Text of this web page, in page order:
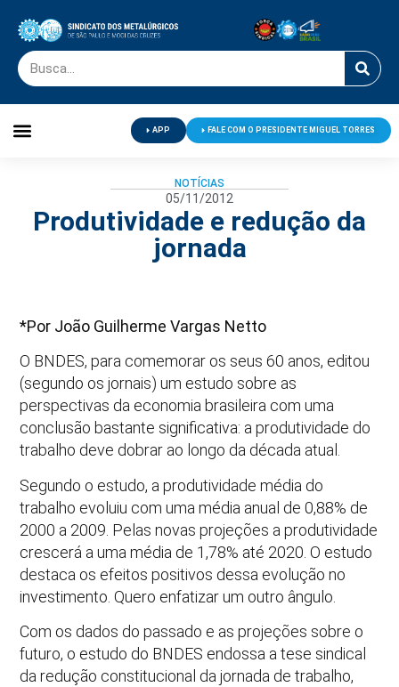
APP FALE COM O PRESIDENTE MIGUEL TORRES
NOTÍCIAS
05/11/2012
Produtividade e redução da
jornada
*Por João Guilherme Vargas Netto
O BNDES, para comemorar os seus 60 anos, editou
(segundo os jornais) um estudo sobre as
perspectivas da economia brasileira com uma
conclusão bastante significativa: a produtividade do
trabalho deve dobrar ao longo da década atual.
Segundo o estudo, a produtividade média do
trabalho evoluiu com uma média anual de 0,88% de
2000 a 2009. Pelas novas projeções a produtividade
crescerá a uma média de 1,78% até 2020. O estudo
destaca os efeitos positivos dessa evolução no
investimento. Quero enfatizar um outro ângulo.
Com os dados do passado e as projeções sobre o
futuro, o estudo do BNDES endossa a tese sindical
da redução constitucional da jornada de trabalho,